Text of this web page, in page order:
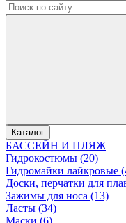
Каталог
БАССЕЙН И ПЛЯЖ
Гидрокостюмы (20)
Гидромайки лайкровые
Доски, перчатки для
Зажимы для носа (13)
Ласты (34)
Маски (6)